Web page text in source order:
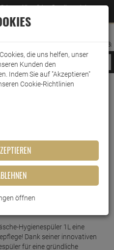
auf Ihre nächste Bestellung erhalten
ANMELDEN
AUFKLAPPEN
MERKZETTEL
WARENKORB:
Drogerie
Wäschepflege
1
Hygienespüler 1L eine
Dank seiner innovativen
für eine gründliche
die uns helfen, unser
Kunden den
Indem Sie auf "Akzeptieren"
Cookie-Richtlinien
öffnen